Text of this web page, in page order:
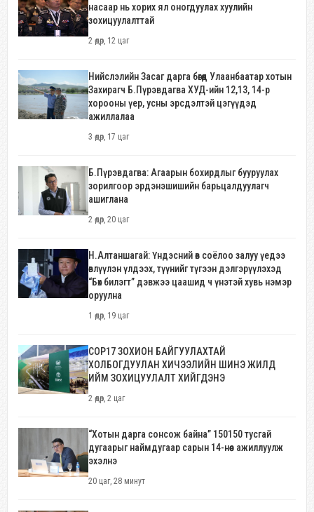
насаар нь хорих ял оногдуулах хуулийн
зохицуулалттай
2 өдөр, 12 цаг
Нийслэлийн Засаг дарга бөгөөд Улаанбаатар хотын
Захирагч Б.Пүрэвдагва ХУД-ийн 12,13, 14-р
хорооны үер, усны эрсдэлтэй цэгүүдэд
ажиллалаа
3 өдөр, 17 цаг
Б.Пүрэвдагва: Агаарын бохирдлыг бууруулах
зорилгоор эрдэнэшишийн барьцалдуулагч
ашиглана
2 өдөр, 20 цаг
Н.Алтаншагай: Үндэсний өв соёлоо залуу үедээ
өвлүүлэн үлдээх, түүнийг түгээн дэлгэрүүлэхэд
“Бөх билэгт” дэвжээ цаашид ч үнэтэй хувь нэмэр
оруулна
1 өдөр, 19 цаг
COP17 ЗОХИОН БАЙГУУЛАХТАЙ
ХОЛБОГДУУЛАН ХИЧЭЭЛИЙН ШИНЭ ЖИЛД
ИЙМ ЗОХИЦУУЛАЛТ ХИЙГДЭНЭ
2 өдөр, 2 цаг
“Хотын дарга сонсож байна” 150150 тусгай
дугаарыг наймдугаар сарын 14-нөөс ажиллуулж
эхэлнэ
20 цаг, 28 минут